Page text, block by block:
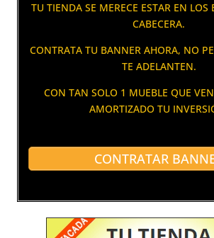
TU TIENDA SE MERECE ESTAR EN LOS
CABECERA.
CONTRATA TU BANNER AHORA, NO
TE ADELANTEN.
CON TAN SOLO 1 MUEBLE QUE
AMORTIZADO TU
CONTRATAR